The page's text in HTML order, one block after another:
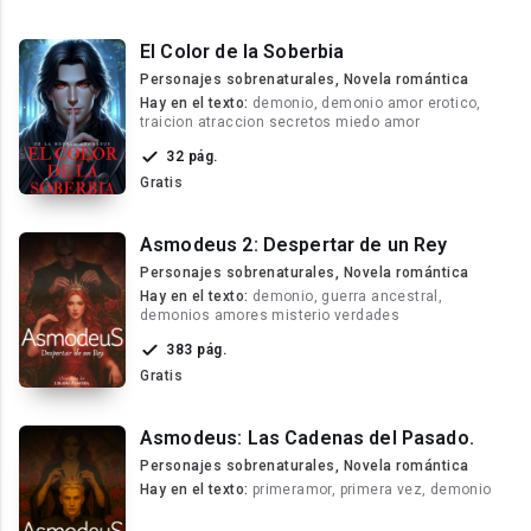
El Color de la Soberbia
Personajes sobrenaturales, Novela romántica
Hay en el texto: demonio, demonio amor erotico,
traicion atraccion secretos miedo amor
32 pág.
Gratis
Asmodeus 2: Despertar de un Rey
Personajes sobrenaturales, Novela romántica
Hay en el texto: demonio, guerra ancestral,
demonios amores misterio verdades
383 pág.
Gratis
Asmodeus: Las Cadenas del Pasado.
Personajes sobrenaturales, Novela romántica
Hay en el texto: primeramor, primera vez, demonio